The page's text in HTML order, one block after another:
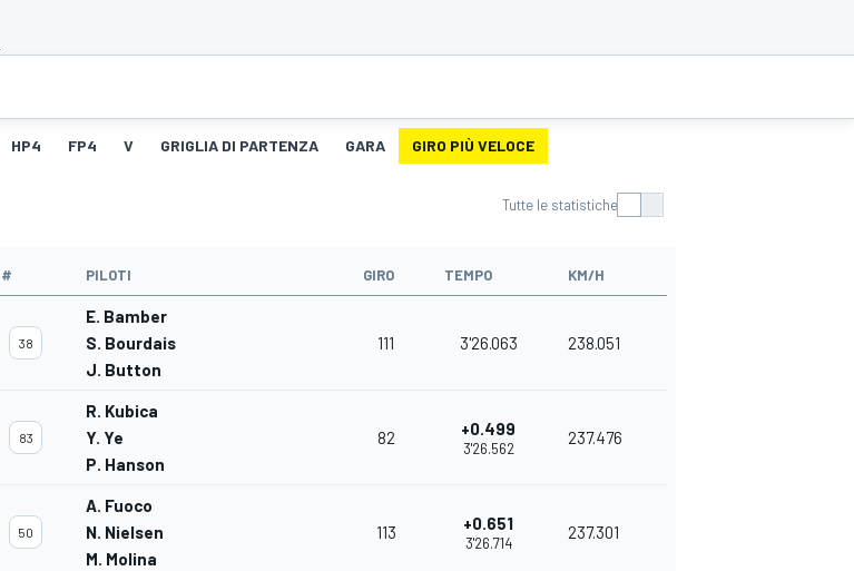
HP4 FP4 V GRIGLIA DI PARTENZA GARA GIRO PIÙ VELOCE
Tutte le statistiche
# PILOTI GIRO TEMPO KM/H
38
E. Bamber
S. Bourdais
J. Button
111 3'26.063 238.051
83
R. Kubica
Y. Ye
P. Hanson
82 +0.499
3'26.562
237.476
50
A. Fuoco
N. Nielsen
M. Molina
113 +0.651
3'26.714
237.301